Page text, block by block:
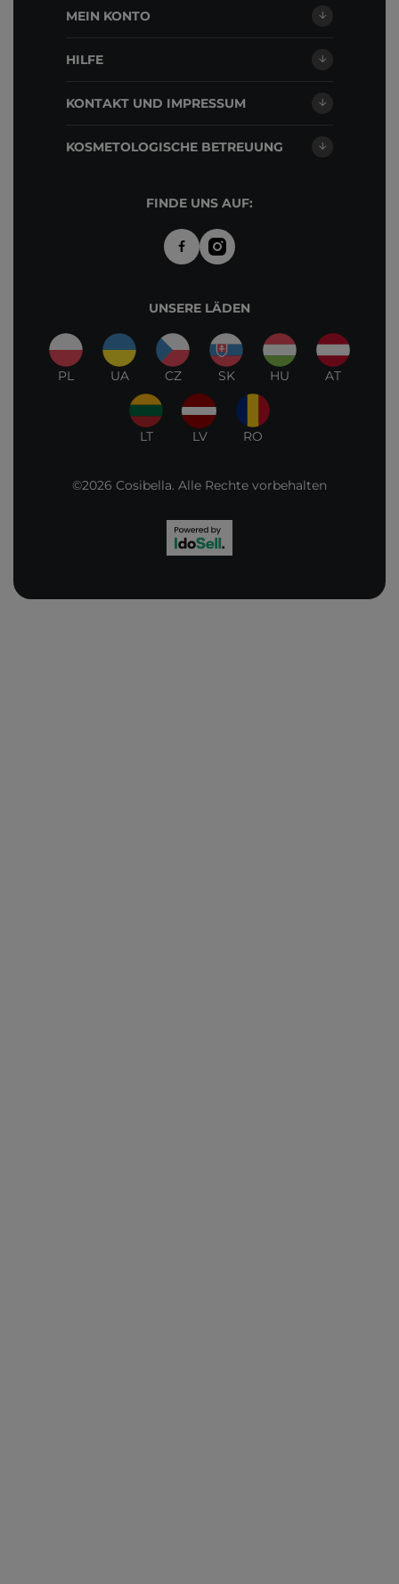
MEIN KONTO
HILFE
KONTAKT UND IMPRESSUM
KOSMETOLOGISCHE BETREUUNG
FINDE UNS AUF:
UNSERE LÄDEN
PL UA CZ SK HU AT
LT LV RO
©2026 Cosibella. Alle Rechte vorbehalten